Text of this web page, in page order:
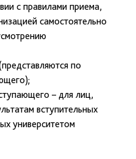
с правилами приема,
самостоятельно
по
– для лиц,
вступительных
университетом